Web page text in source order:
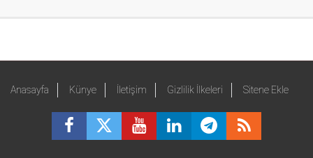
Anasayfa Künye İletişim Gizlilik İlkeleri Sitene Ekle